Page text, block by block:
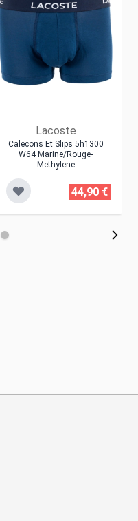
Lacoste
Calecons Et Slips 5h1300
W64 Marine/rouge-
Methylene
44,90 €